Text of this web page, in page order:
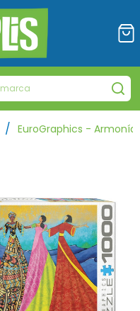
/ EuroGraphics - Armonía